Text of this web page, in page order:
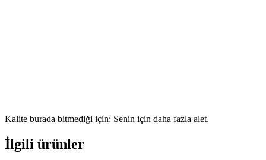
Kalite burada bitmediği için: Senin için daha fazla alet.
İlgili ürünler